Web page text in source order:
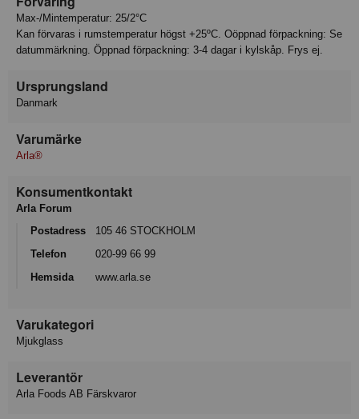
Max-/Mintemperatur: 25/2°C
Kan förvaras i rumstemperatur högst +25ºC. Oöppnad förpackning: Se
datummärkning. Öppnad förpackning: 3-4 dagar i kylskåp. Frys ej.
Ursprungsland
Danmark
Varumärke
Arla®
Konsumentkontakt
Arla Forum
Postadress
105 46 STOCKHOLM
Telefon
020-99 66 99
Hemsida
www.arla.se
Varukategori
Mjukglass
Leverantör
Arla Foods AB Färskvaror